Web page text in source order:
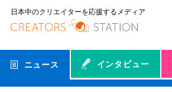
日本中のクリエイターを応援するメディア
ニュース インタビュー